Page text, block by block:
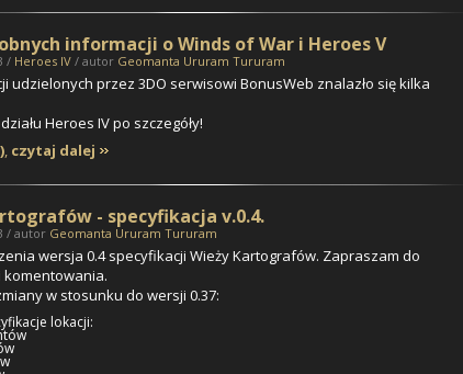
informacji o Winds of War i Heroes V
/ Heroes IV / autor Geomanta Ururam Tururam
udzielonych przez 3DO serwisowi BonusWeb znalazło się kilka
Heroes IV po szczegóły!
, czytaj dalej
- specyfikacja v.0.4.
/ autor Geomanta Ururam Tururam
wersja 0.4 specyfikacji Wieży Kartografów. Zapraszam do
komentowania.
w stosunku do wersji 0.37:
lokacji: